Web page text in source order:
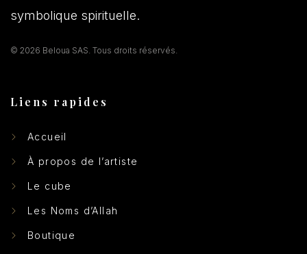
symbolique spirituelle.
© 2026 Beloua SAS. Tous droits réservés.
Liens rapides
Accueil
À propos de l’artiste
Le cube
Les Noms d’Allah
Boutique